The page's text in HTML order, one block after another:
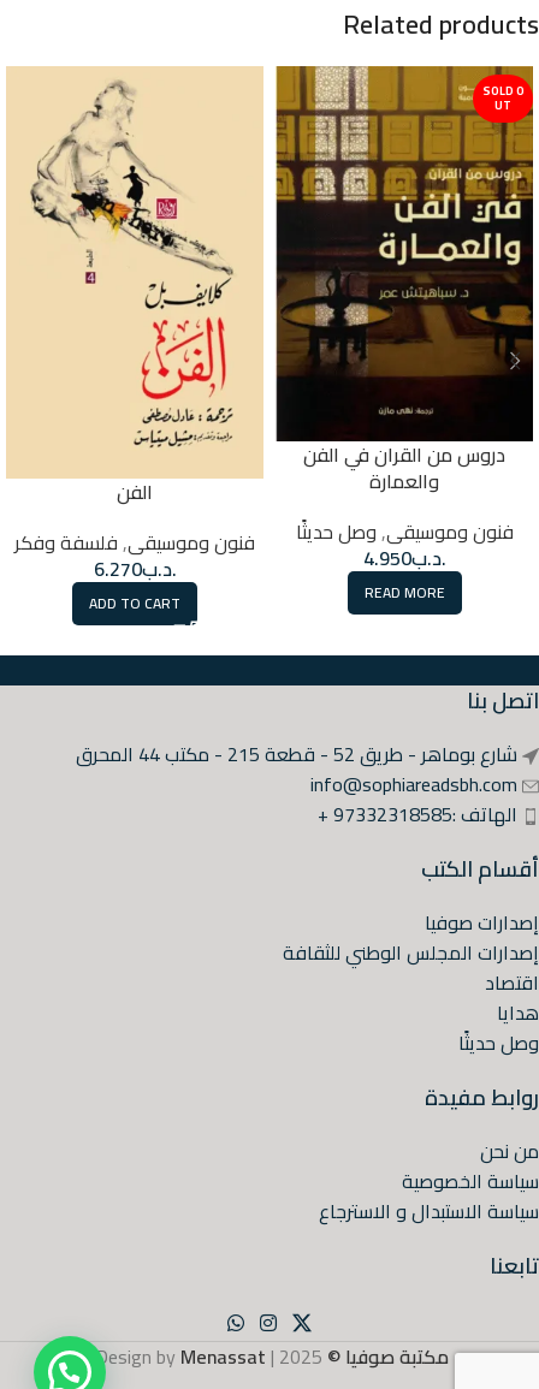
Related products
SOLD O
UT
دروس من القران في الفن
والعمارة
فنون وموسيقى,وصل حديثًا
.د.ب4.950
READ MORE
الفن
فنون وموسيقى,فلسفة وفكر
.د.ب6.270
ADD TO CART
اتصل بنا
شارع بوماهر - طريق 52 - قطعة 215 - مكتب 44 المحرق
info@sophiareadsbh.com
الهاتف :97332318585 +
أقسام الكتب
إصدارات صوفيا
إصدارات المجلس الوطني للثقافة
اقتصاد
هدايا
وصل حديثًا
روابط مفيدة
من نحن
سياسة الخصوصية
سياسة الاستبدال و الاسترجاع
تابعنا
مكتبة صوفيا © 2025 | Design by
Menassat
.